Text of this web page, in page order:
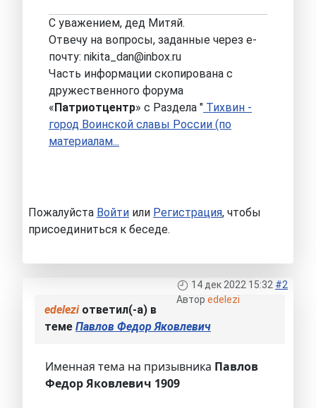
С уважением, дед Митяй.
Отвечу на вопросы, заданные через е-
почту: nikita_dan@inbox.ru
Часть информации скопирована с
дружественного форума
«Патриотцентр» с Раздела " Тихвин -
город Воинской славы России (по
материалам...
Пожалуйста Войти или Регистрация, чтобы
присоединиться к беседе.
14 дек 2022 15:32 #2
Автор edelezi
edeleziответил(-а) в
теме Павлов Федор Яковлевич
Именная тема на призывника Павлов
Федор Яковлевич 1909